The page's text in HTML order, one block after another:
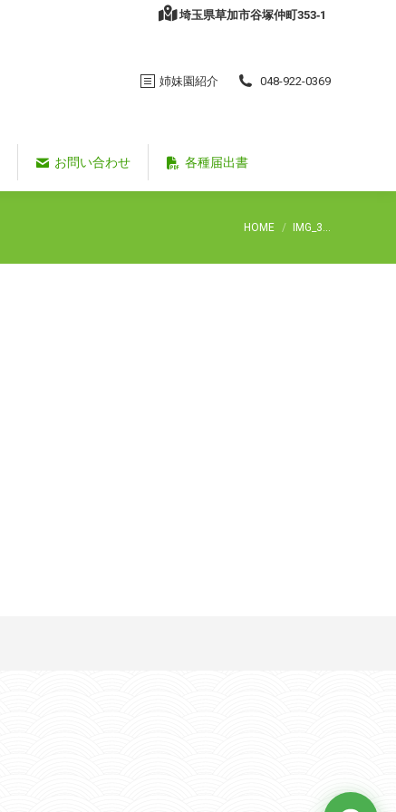
埼玉県草加市谷塚仲町353‐1
姉妹園紹介 048-922-0369
お問い合わせ 各種届出書
You are here:
HOME IMG_3…